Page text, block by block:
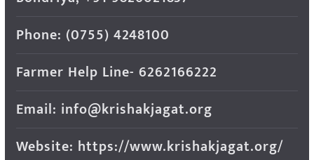
Phone: (0755) 4248100
Farmer Help Line- 6262166222
Email: info@krishakjagat.org
Website: https://www.krishakjagat.org/